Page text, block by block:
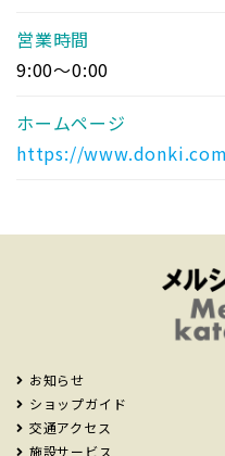
営業時間
9:00～0:00
ホームページ
https://www.donki.com
お知らせ
ショップガイド
交通アクセス
施設サービス